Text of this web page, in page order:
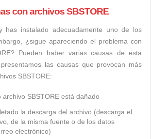
con archivos SBSTORE
has instalado adecuadamente uno de los
¿sigue apareciendo el problema con
Pueden haber varias causas de esta
las causas que provocan más
SBSTORE:
archivo SBSTORE está dañado
la descarga del archivo (descarga el
de la misma fuente o de los datos
electrónico)